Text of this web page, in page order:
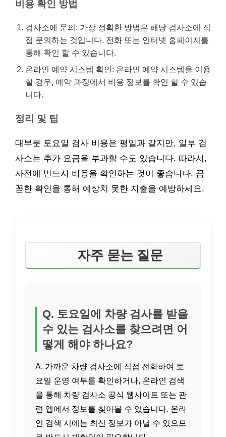
비용 확인 방법
검사소에 문의: 가장 정확한 방법은 해당 검사소에 직
접 문의하는 것입니다. 전화 또는 인터넷 홈페이지를
통해 확인 할 수 있습니다.
온라인 예약 시스템 확인: 온라인 예약 시스템을 이용
할 경우, 예약 과정에서 비용 정보를 확인 할 수 있습
니다.
정리 및 팁
대부분 토요일 검사 비용은 평일과 같지만, 일부 검
사소는 추가 요금을 부과할 수도 있습니다. 따라서,
사전에 반드시 비용을 확인하는 것이 좋습니다. 꼼
꼼한 확인을 통해 예상치 못한 지출을 예방하세요.
자주 묻는 질문
Q. 토요일에 차량 검사를 받을
수 있는 검사소를 찾으려면 어
떻게 해야 하나요?
A. 가까운 차량 검사소에 직접 전화하여 토
요일 운영 여부를 확인하거나, 온라인 검색
을 통해 차량 검사소 공식 웹사이트 또는 관
련 앱에서 정보를 찾아볼 수 있습니다. 온라
인 검색 시에는 최신 정보가 아닐 수 있으므